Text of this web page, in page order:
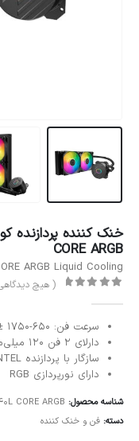
CORE ARGB
ARGB Liquid Cooling
( هیچ
سرعت فن: 650-1750 ± 10% دور بر دقیقه
دارلای ۲ فن ۱۲۰ میلی‌متر
سازگار با پردازنده INTEL و AMD
دارای نورپردازی RGB
شناسه محصول: CORE ARGB
دسته: فن و خنک کننده